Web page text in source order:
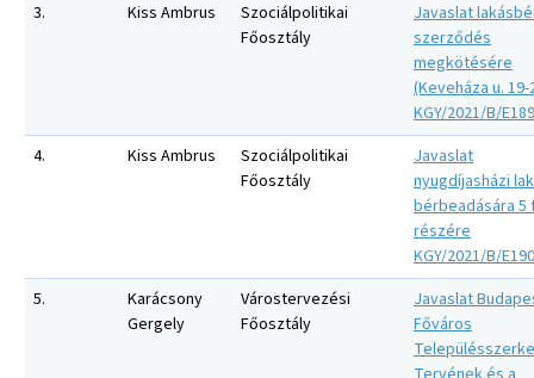
3.
Kiss Ambrus
Szociálpolitikai
Főosztály
Javaslat
szerződés
megkötésére
(Keveháza u. 19-
KGY/2021/B/E189
4.
Kiss Ambrus
Szociálpolitikai
Főosztály
Javaslat
nyugdíjasházi
bérbeadására 5
részére
KGY/2021/B/E190
5.
Karácsony
Gergely
Várostervezési
Főosztály
Javaslat
Főváros